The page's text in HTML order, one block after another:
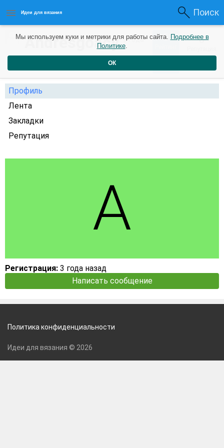
Идеи для вязания Поиск
Andresgoacy3 года 0 0
Профиль
Лента
Закладки
Репутация
Регистрация: 3 года назад
Написать сообщение
Мы используем куки и метрики для работы сайта. Подробнее в
Политике.
ОК
Политика конфиденциальности
Идеи для вязания © 2026